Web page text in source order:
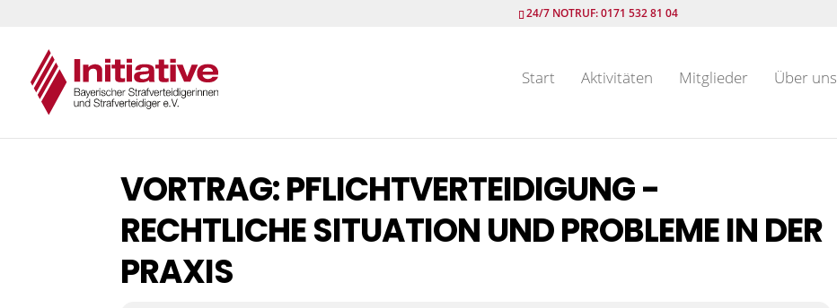
24/7 NOTRUF: 0171 532 81 04
Start Aktivitäten Mitglieder Über uns
VORTRAG: PFLICHTVERTEIDIGUNG -
RECHTLICHE SITUATION UND PROBLEME IN DER
PRAXIS